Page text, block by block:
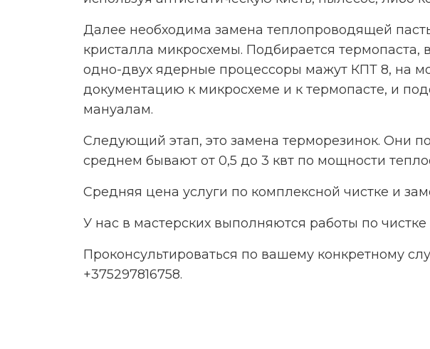
Далее необходима замена теплопроводящей
кристалла микросхемы. Подбирается
одно-двух ядерные процессоры мажут КПТ 8, на
документацию к микросхеме и к термопасте, и
мануалам.
Следующий этап, это замена терморезинок. Они
среднем бывают от 0,5 до 3 квт по мощности
Средняя цена услуги по комплексной чистке и
У нас в мастерских выполняются работы по
Проконсультироваться по вашему конкретному
+375297816758.